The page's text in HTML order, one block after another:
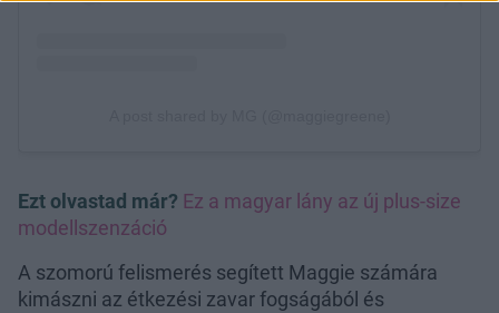
Ezt olvastad már? Ez a magyar lány az új plus-size
modellszenzáció
A szomorú felismerés segített Maggie számára
kimászni az étkezési zavar fogságából és